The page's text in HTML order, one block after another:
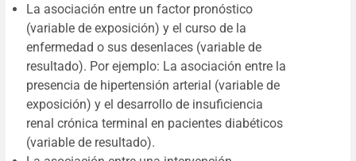
La asociación entre un factor pronóstico
(variable de exposición) y el curso de la
enfermedad o sus desenlaces (variable de
resultado). Por ejemplo: La asociación entre la
presencia de hipertensión arterial (variable de
exposición) y el desarrollo de insuficiencia
renal crónica terminal en pacientes diabéticos
(variable de resultado).